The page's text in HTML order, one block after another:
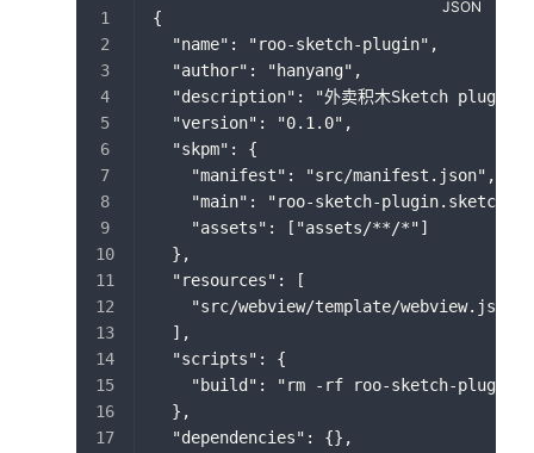
{
  "name": "roo-sketch-plugin",
  "author": "hanyang",
"description": "外卖积木Sketch plugin，
  "version": "0.1.0",
  "skpm": {
    "manifest": "src/manifest.json",
"main": "roo-sketch-
    "assets": ["assets/**/*"]
  },
  "resources": [
    "src/webview/template/webview.js"
  ],
  "scripts": {
"build": "rm -rf roo-sketch-
  },
  "dependencies": {},